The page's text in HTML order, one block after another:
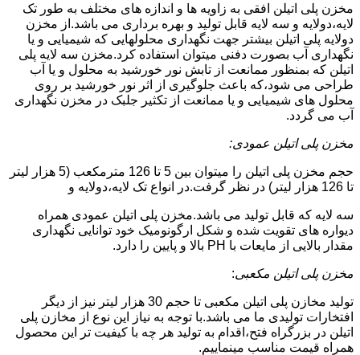
مخزن پلی اتیلن افقی به زاویه ها و اندازه های مختلف به طور تک
لایه،دولایه و سه لایه قابل تولید و بهره برداری می باشد.از مخزن
دولایه پلی اتیلن بیشتر جهت نگهداری محلولهایی که شیمیایی و یا
نگهداری آب بصورت دفنی میتوان استفاده کرد.مخزن سه لایه پلی
اتیلن که بمنظور ممانعت از تابش نور خورشید به محلول و یا آب
طراحی می شود،که باعث جلوگیری از اثر نور خورشید بر روی
محلول های شیمیایی و یا ممانعت از تکثیر جلبک در مخزن نگهداری
آب می گردد.
مخزن پلی اتیلن عمودی:
حجم مخزن پلی اتیلن را میتوان بین 5 تا 126 مترمکعب (5 هزار لیتر
تا 126 هزار لیتر) در نظر گرفت.در انواع تک لایه،دولایه و
سه لایه که قابل تولید می باشد.مخزن پلی اتیلن عمودی همراه
دیواره های تقویت شده و شکل ارگونومیک خود توانایی نگهداری
مقدار بالایی از مایعات با PH بالا و پایین را دارد.
مخزن پلی اتیلن مکعبی:
تولید مخازن پلی اتیلن مکعبی تا حجم 30 هزار لیتر نیز از دیگر
افتخارات تولیدی ما می باشد.با توجه به نیاز این نوع از مخازن پلی
اتیلن در بزرگراه فتح،اقدام به تولید هر چه با کیفیت تر این محصول
همراه قیمت مناسب مینماییم.